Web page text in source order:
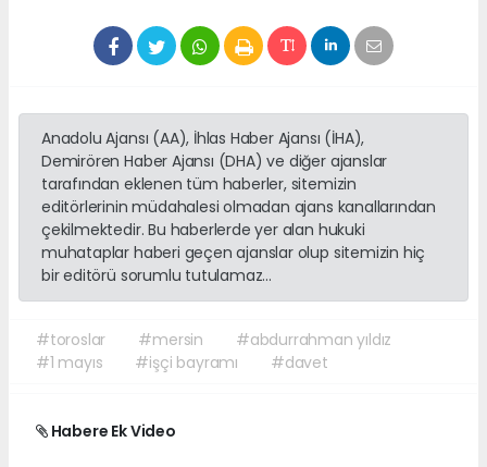
Anadolu Ajansı (AA), İhlas Haber Ajansı (İHA),
Demirören Haber Ajansı (DHA) ve diğer ajanslar
tarafından eklenen tüm haberler, sitemizin
editörlerinin müdahalesi olmadan ajans kanallarından
çekilmektedir. Bu haberlerde yer alan hukuki
muhataplar haberi geçen ajanslar olup sitemizin hiç
bir editörü sorumlu tutulamaz...
#toroslar #mersin
#abdurrahman yıldız
#1 mayıs
#işçi bayramı #davet
Habere Ek Video